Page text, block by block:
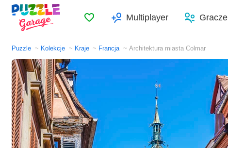
UlubioneMultiplayer Gracze
Puzzle Kolekcje Kraje Francja Architektura miasta Colmar